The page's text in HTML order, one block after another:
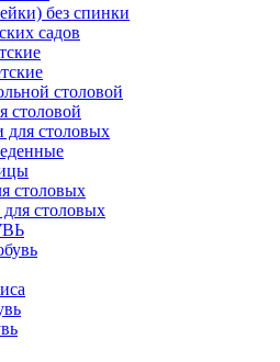
без спинки
садов
столовой
столовой
для столовых
столовых
столовых